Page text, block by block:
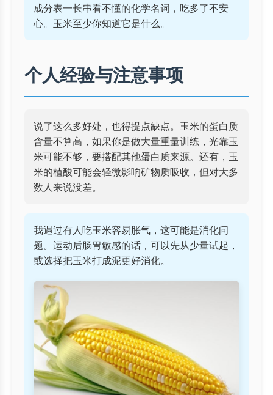
成分表一长串看不懂的化学名词，吃多了不安
心。玉米至少你知道它是什么。
个人经验与注意事项
说了这么多好处，也得提点缺点。玉米的蛋白质
含量不算高，如果你是做大量重量训练，光靠玉
米可能不够，要搭配其他蛋白质来源。还有，玉
米的植酸可能会轻微影响矿物质吸收，但对大多
数人来说没差。
我遇过有人吃玉米容易胀气，这可能是消化问
题。运动后肠胃敏感的话，可以先从少量试起，
或选择把玉米打成泥更好消化。